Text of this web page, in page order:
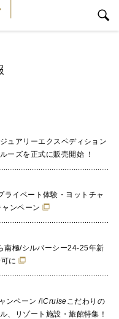
ュアリーエクスペディション
ーズを正式に販売開始 ！
ライベート体験・ヨットチャ
ンペーン
南極/シルバーシー24-25年新
に
ンペーン /iCruiseこだわりの
、リゾート施設・旅館特集！